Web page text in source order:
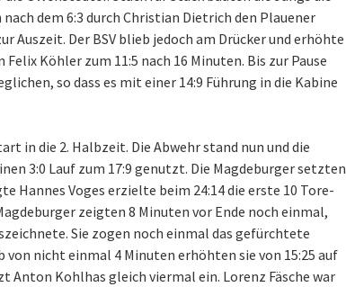
nach dem 6:3 durch Christian Dietrich den Plauener
Auszeit. Der BSV blieb jedoch am Drücker und erhöhte
Köhler zum 11:5 nach 16 Minuten. Bis zur Pause
so dass es mit einer 14:9 Führung in die Kabine
in die 2. Halbzeit. Die Abwehr stand nun und die
3:0 Lauf zum 17:9 genutzt. Die Magdeburger setzten
Hannes Voges erzielte beim 24:14 die erste 10 Tore-
zeigten 8 Minuten vor Ende noch einmal,
Sie zogen noch einmal das gefürchtete
von nicht einmal 4 Minuten erhöhten sie von 15:25 auf
Anton Kohlhas gleich viermal ein. Lorenz Fäsche war